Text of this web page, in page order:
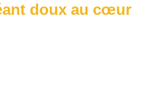
doux au cœur